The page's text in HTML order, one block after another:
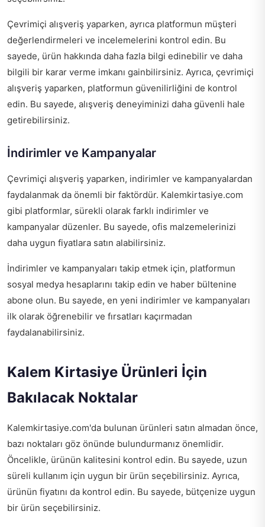
Çevrimiçi alışveriş yaparken, ayrıca platformun müşteri
değerlendirmeleri ve incelemelerini kontrol edin. Bu
sayede, ürün hakkında daha fazla bilgi edinebilir ve daha
bilgili bir karar verme imkanı gainbilirsiniz. Ayrıca, çevrimiçi
alışveriş yaparken, platformun güvenilirliğini de kontrol
edin. Bu sayede, alışveriş deneyiminizi daha güvenli hale
getirebilirsiniz.
İndirimler ve Kampanyalar
Çevrimiçi alışveriş yaparken, indirimler ve kampanyalardan
faydalanmak da önemli bir faktördür. Kalemkirtasiye.com
gibi platformlar, sürekli olarak farklı indirimler ve
kampanyalar düzenler. Bu sayede, ofis malzemelerinizi
daha uygun fiyatlara satın alabilirsiniz.
İndirimler ve kampanyaları takip etmek için, platformun
sosyal medya hesaplarını takip edin ve haber bültenine
abone olun. Bu sayede, en yeni indirimler ve kampanyaları
ilk olarak öğrenebilir ve fırsatları kaçırmadan
faydalanabilirsiniz.
Kalem Kirtasiye Ürünleri İçin
Bakılacak Noktalar
Kalemkirtasiye.com'da bulunan ürünleri satın almadan önce,
bazı noktaları göz önünde bulundurmanız önemlidir.
Öncelikle, ürünün kalitesini kontrol edin. Bu sayede, uzun
süreli kullanım için uygun bir ürün seçebilirsiniz. Ayrıca,
ürünün fiyatını da kontrol edin. Bu sayede, bütçenize uygun
bir ürün seçebilirsiniz.